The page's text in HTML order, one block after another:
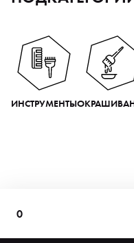
ИНСТРУМЕНТЫ
0